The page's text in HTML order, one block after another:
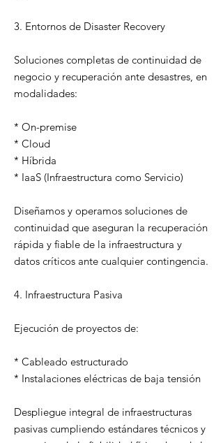
3. Entornos de Disaster Recovery
Soluciones completas de continuidad de
negocio y recuperación ante desastres, en
modalidades:
* On-premise
* Cloud
* Híbrida
* IaaS (Infraestructura como Servicio)
Diseñamos y operamos soluciones de
continuidad que aseguran la recuperación
rápida y fiable de la infraestructura y
datos críticos ante cualquier contingencia.
4. Infraestructura Pasiva
Ejecución de proyectos de:
* Cableado estructurado
* Instalaciones eléctricas de baja tensión
Despliegue integral de infraestructuras
pasivas cumpliendo estándares técnicos y